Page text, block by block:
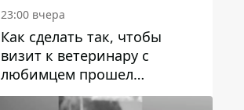
23:00 вчера
Как сделать так, чтобы
визит к ветеринару с
любимцем прошел
спокойно: простые советы